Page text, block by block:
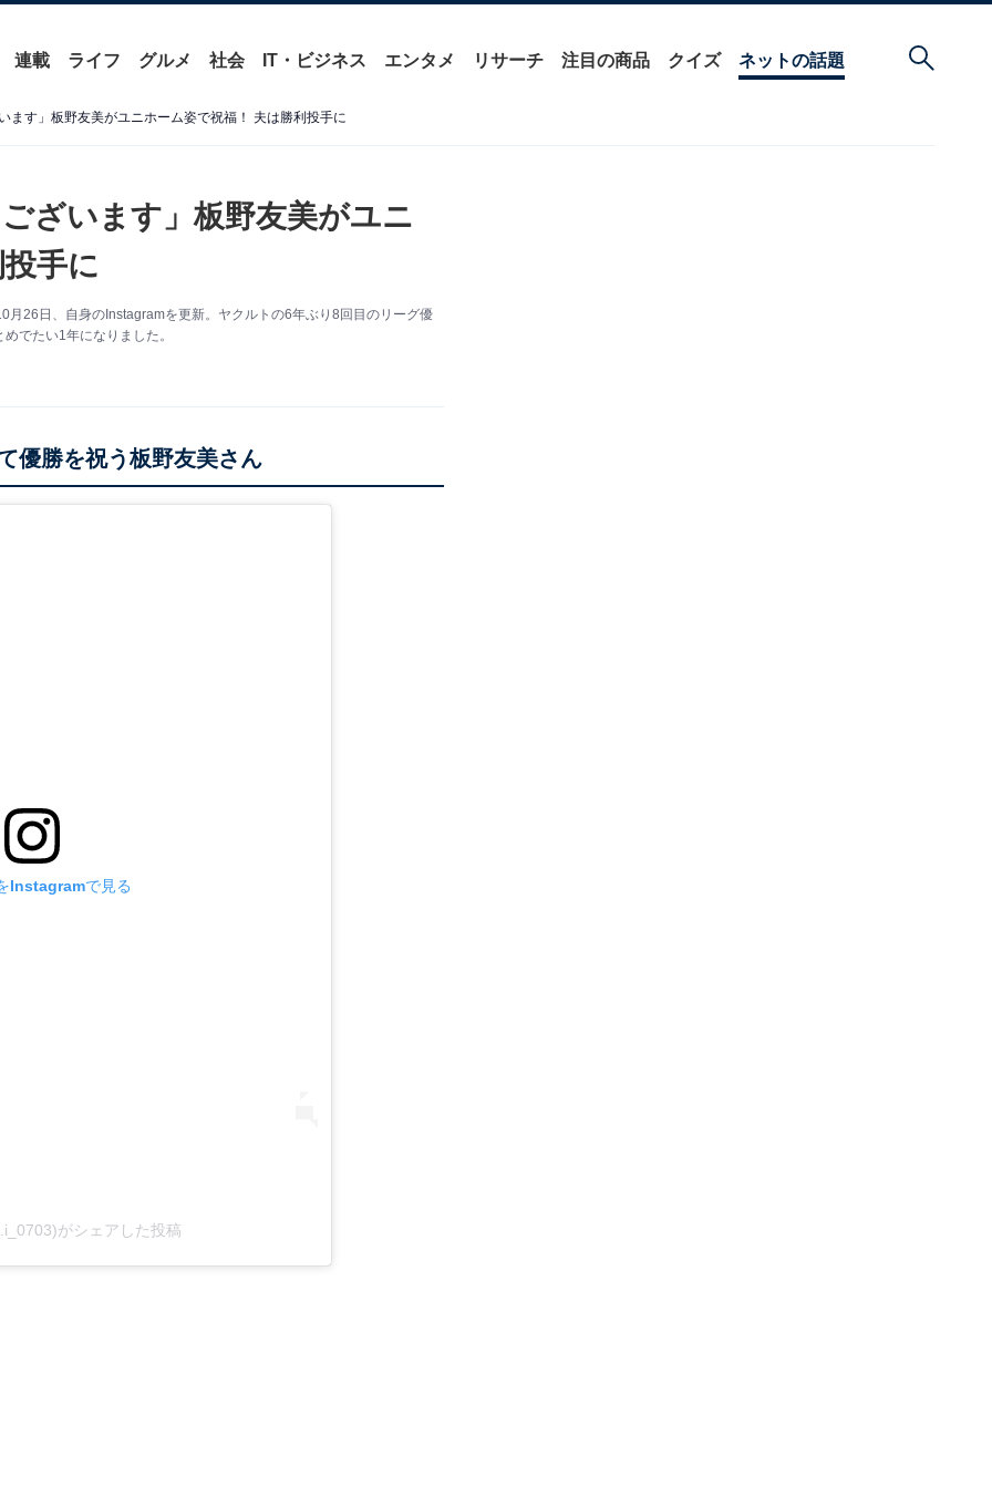
連載 ライフ グルメ 社会 IT・ビジネス エンタメ リサーチ 注目の商品 クイズ ネットの話題
ます」板野友美がユニホーム姿で祝福！ 夫は勝利投手に
ざいます」板野友美がユニ
手に
26日、自身のInstagramを更新。ヤクルトの6年ぶり8回目のリーグ優
でたい1年になりました。
優勝を祝う板野友美さん
Instagramで見る
がシェアした投稿